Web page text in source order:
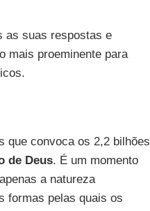
as suas respostas e
mais proeminente para
que convoca os 2,2 bilhões
de Deus. É um momento
a natureza
formas pelas quais os